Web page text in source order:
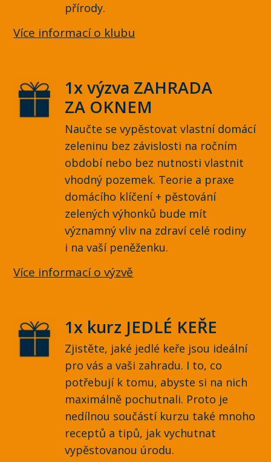
přírody.
Více informací o klubu
1x výzva ZAHRADA
ZA OKNEM
Naučte se vypěstovat vlastní domácí
zeleninu bez závislosti na ročním
období nebo bez nutnosti vlastnit
vhodný pozemek. Teorie a praxe
domácího klíčení + pěstování
zelených výhonků bude mít
významný vliv na zdraví celé rodiny
i na vaší peněženku.
Více informací o výzvě
1x kurz JEDLÉ KEŘE
Zjistěte, jaké jedlé keře jsou ideální
pro vás a vaši zahradu. I to, co
potřebují k tomu, abyste si na nich
maximálně pochutnali. Proto je
nedílnou součástí kurzu také mnoho
receptů a tipů, jak vychutnat
vypěstovanou úrodu.